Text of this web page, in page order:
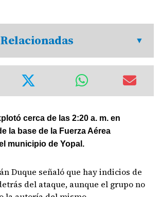
cerca de las 2:20 a. m. en
la base de la Fuerza Aérea
municipio de Yopal.
Duque señaló que hay indicios de
del ataque, aunque el grupo no